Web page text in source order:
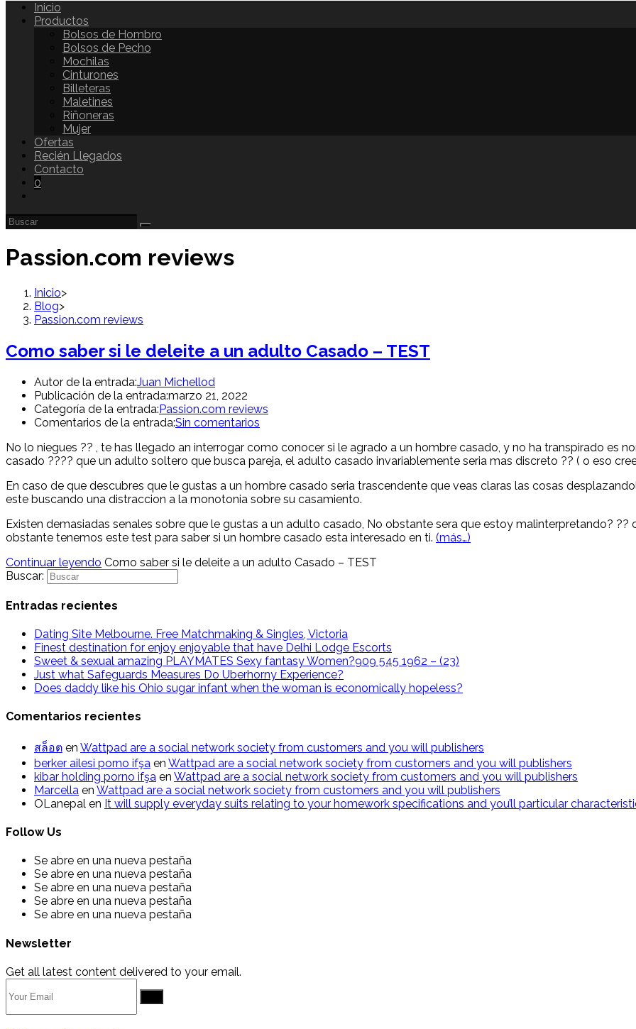
Inicio
Productos
Bolsos de Hombro
Bolsos de Pecho
Mochilas
Cinturones
Billeteras
Maletines
Riñoneras
Mujer
Ofertas
Recién Llegados
Contacto
0
Passion.com reviews
Inicio>
Blog>
Passion.com reviews
Como saber si le deleite a un adulto Casado – TEST
Autor de la entrada:Juan Michellod
Publicación de la entrada:marzo 21, 2022
Categoría de la entrada:Passion.com reviews
Comentarios de la entrada:Sin comentarios
No lo niegues ?? , te has llegado an interrogar como conocer si le agrado a un hombre casado, y no ha transpirado es
casado ???? que un adulto soltero que busca pareja, el adulto casado invariablemente seri­a mas discreto ?? ( o eso
En caso de que descubres que le gustas a un hombre casado seri­a trascendente que veas claras las cosas
este buscando una distraccion a la monotonia sobre su casamiento.
Existen demasiadas senales sobre que le gustas a un adulto casado, No obstante sera que estoy malinterpretando?
obstante tenemos este test para saber si un hombre casado esta interesado en ti. (más…)
Continuar leyendo Como saber si le deleite a un adulto Casado – TEST
Buscar:
Entradas recientes
Dating Site Melbourne. Free Matchmaking & Singles, Victoria
Finest destination for enjoy enjoyable that have Delhi Lodge Escorts
Sweet & sexual amazing PLAYMATES Sexy fantasy Women?909 545 1962 – (23)
Just what Safeguards Measures Do Uberhorny Experience?
Does daddy like his Ohio sugar infant when the woman is economically hopeless?
Comentarios recientes
สล็อต en Wattpad are a social network society from customers and you will publishers
berker ailesi porno ifşa en Wattpad are a social network society from customers and you will publishers
kibar holding porno ifşa en Wattpad are a social network society from customers and you will publishers
Marcella en Wattpad are a social network society from customers and you will publishers
OLanepal en It will supply everyday suits relating to your homework specifications and you’ll particular
Follow Us
Se abre en una nueva pestaña
Se abre en una nueva pestaña
Se abre en una nueva pestaña
Se abre en una nueva pestaña
Se abre en una nueva pestaña
Newsletter
Get all latest content delivered to your email.